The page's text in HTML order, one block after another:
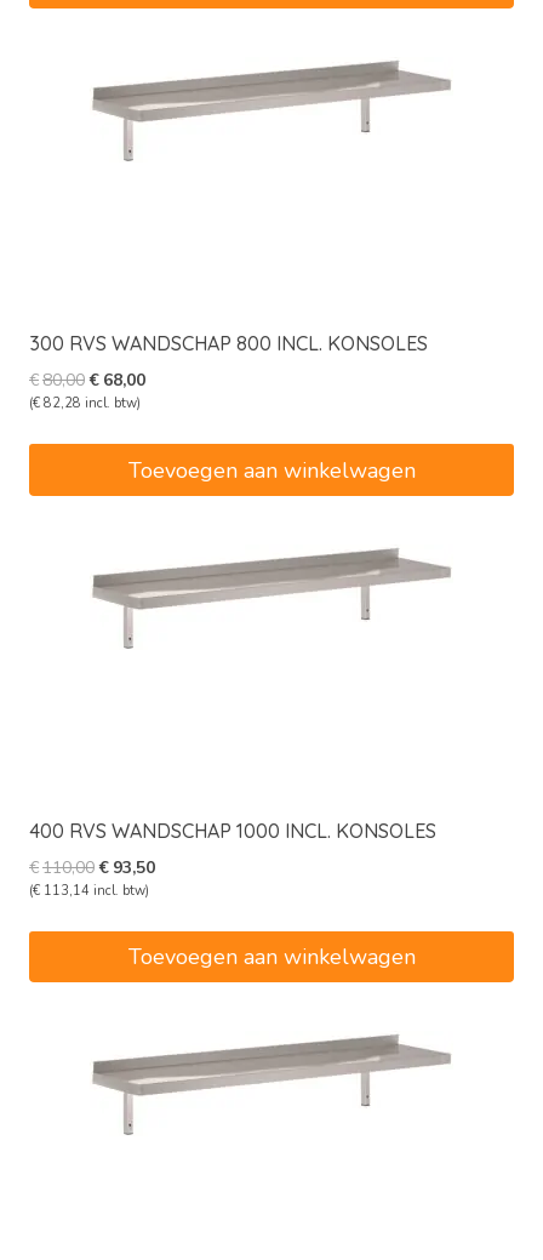
300 RVS WANDSCHAP 800 INCL. KONSOLES
€80,00Oorspronkelijke
prijs
€ 68,00Huidige
(€ 82,28 incl. btw)
Toevoegen aan winkelwagen
400 RVS WANDSCHAP 1000 INCL. KONSOLES
€110,00Oorspronkelijke
prijs
€ 93,50Huidige
(€ 113,14 incl. btw)
Toevoegen aan winkelwagen